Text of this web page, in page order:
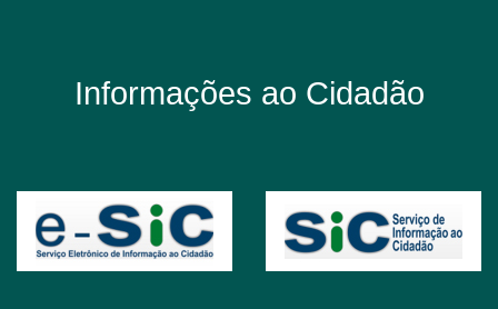
Informações ao Cidadão